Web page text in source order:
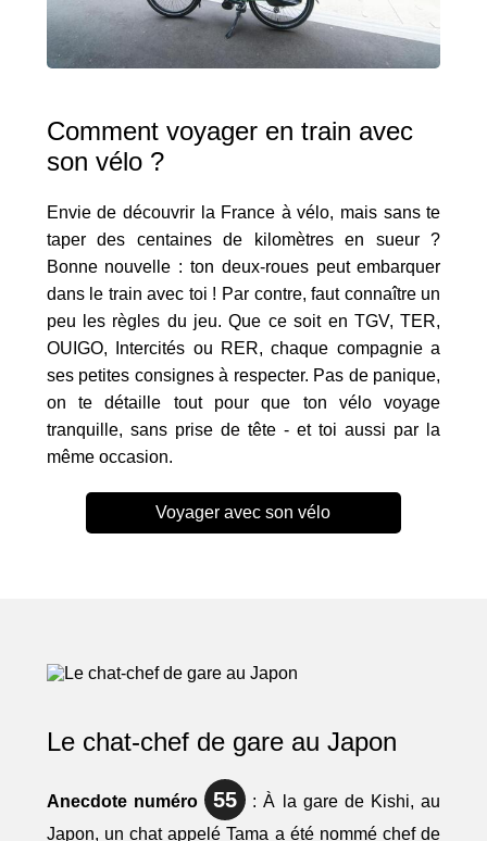
Comment voyager en train avec
son vélo ?
Envie de découvrir la France à vélo, mais sans te
taper des centaines de kilomètres en sueur ?
Bonne nouvelle : ton deux-roues peut embarquer
dans le train avec toi ! Par contre, faut connaître un
peu les règles du jeu. Que ce soit en TGV, TER,
OUIGO, Intercités ou RER, chaque compagnie a
ses petites consignes à respecter. Pas de panique,
on te détaille tout pour que ton vélo voyage
tranquille, sans prise de tête - et toi aussi par la
même occasion.
Voyager avec son vélo
Le chat-chef de gare au Japon
Anecdote numéro 55 : À la gare de Kishi, au
Japon, un chat appelé Tama a été nommé chef de